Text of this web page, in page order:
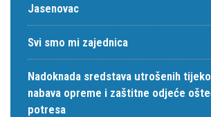
Jasenovac
Svi smo mi zajednica
Nadoknada sredstava utrošenih
nabava opreme i zaštitne odjeće
potresa